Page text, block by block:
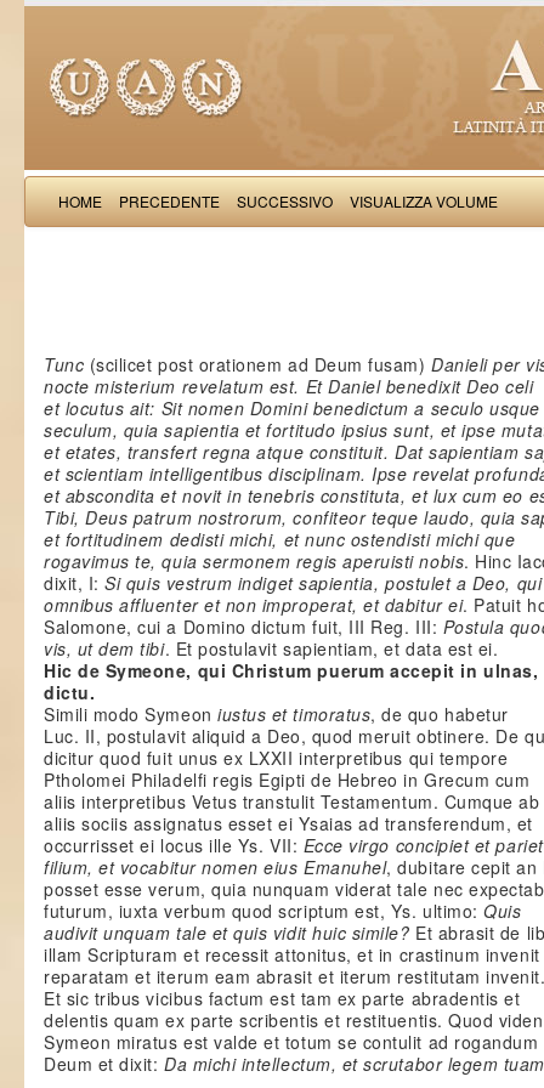
HOME PRECEDENTE SUCCESSIVO VISUALIZZA VOLUME
Tunc (scilicet post orationem ad Deum fusam) Danieli per
nocte misterium revelatum est. Et Daniel benedixit Deo celi
et locutus ait: Sit nomen Domini benedictum a seculo
seculum, quia sapientia et fortitudo ipsius sunt, et ipse
et etates, transfert regna atque constituit. Dat sapientiam
et scientiam intelligentibus disciplinam. Ipse revelat
et abscondita et novit in tenebris constituta, et lux cum eo
Tibi, Deus patrum nostrorum, confiteor teque laudo, quia
et fortitudinem dedisti michi, et nunc ostendisti michi que
rogavimus te, quia sermonem regis aperuisti nobis. Hinc
dixit, I:Si quis vestrum indiget sapientia, postulet a Deo,
omnibus affluenter et non improperat, et dabitur ei. Patuit
Salomone, cui a Domino dictum fuit, III Reg. III: Postula
vis, ut dem tibi. Et postulavit sapientiam, et data est ei.
Hic de Symeone, qui Christum puerum accepit in
dictu.
Simili modo Symeoniustus et timoratus, de quo habetur
Luc. II, postulavit aliquid a Deo, quod meruit obtinere. De
dicitur quod fuit unus ex LXXII interpretibus qui tempore
Ptholomei Philadelfi regis Egipti de Hebreo in Grecum cum
aliis interpretibus Vetus transtulit Testamentum. Cumque ab
aliis sociis assignatus esset ei Ysaias ad transferendum, et
occurrisset ei locus ille Ys. VII: Ecce virgo concipiet et pariet
filium, et vocabitur nomen eius Emanuhel, dubitare cepit an
posset esse verum, quia nunquam viderat tale nec
futurum, iuxta verbum quod scriptum est, Ys. ultimo: Quis
audivit unquam tale et quis vidit huic simile? Et abrasit de
illam Scripturam et recessit attonitus, et in crastinum
reparatam et iterum eam abrasit et iterum restitutam
Et sic tribus vicibus factum est tam ex parte abradentis et
delentis quam ex parte scribentis et restituentis. Quod
Symeon miratus est valde et totum se contulit ad rogandum
Deum et dixit: Da michi intellectum, et scrutabor legem tuam